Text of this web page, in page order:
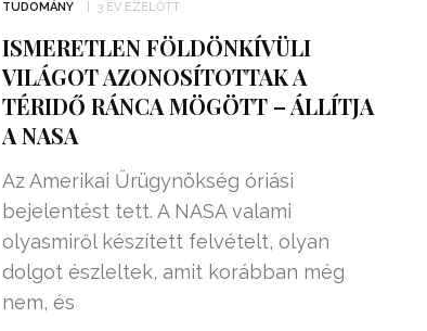
TUDOMÁNY 3 ÉV EZELŐTT
ISMERETLEN FÖLDÖNKÍVÜLI
VILÁGOT AZONOSÍTOTTAK A
TÉRIDŐ RÁNCA MÖGÖTT – ÁLLÍTJA
A NASA
Az Amerikai Űrügynökség óriási
bejelentést tett. A NASA valami
olyasmiről készített felvételt, olyan
dolgot észleltek, amit korábban még
nem, és